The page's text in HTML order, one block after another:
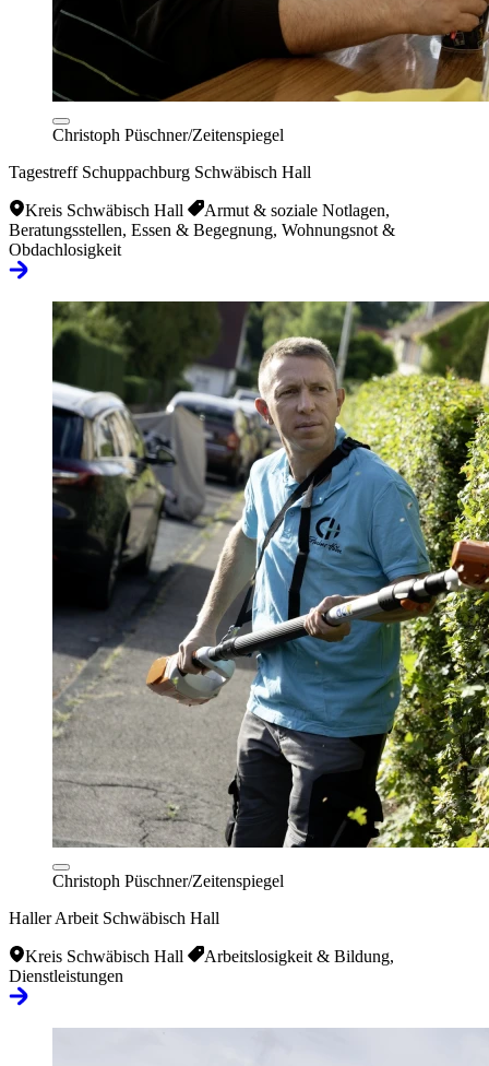
Christoph Püschner/Zeitenspiegel
Tagestreff Schuppachburg Schwäbisch Hall
Kreis Schwäbisch Hall
Armut & soziale Notlagen,
Beratungsstellen, Essen & Begegnung, Wohnungsnot &
Obdachlosigkeit
Christoph Püschner/Zeitenspiegel
Haller Arbeit Schwäbisch Hall
Kreis Schwäbisch Hall
Arbeitslosigkeit & Bildung,
Dienstleistungen